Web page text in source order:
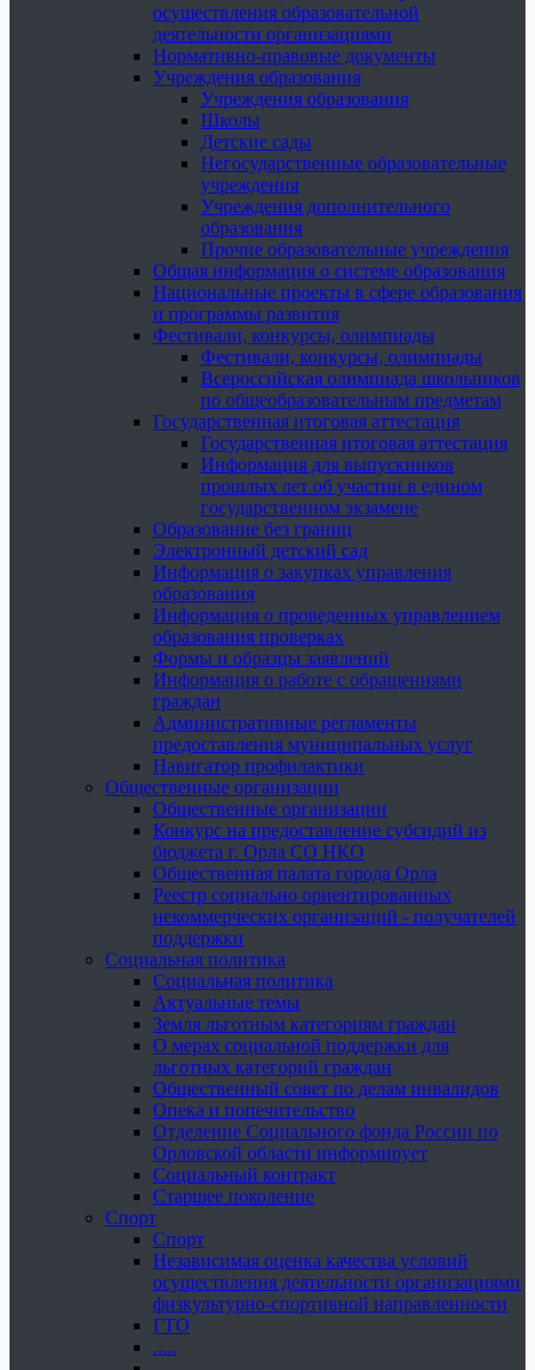
осуществления образовательной
деятельности организациями
Нормативно-правовые документы
Учреждения образования
Учреждения образования
Школы
Детские сады
Негосударственные образовательные
учреждения
Учреждения дополнительного
образования
Прочие образовательные учреждения
Общая информация о системе образования
Национальные проекты в сфере образования
и программы развития
Фестивали, конкурсы, олимпиады
Фестивали, конкурсы, олимпиады
Всероссийская олимпиада школьников
по общеобразовательным предметам
Государственная итоговая аттестация
Государственная итоговая аттестация
Информация для выпускников
прошлых лет об участии в едином
государственном экзамене
Образование без границ
Электронный детский сад
Информация о закупках управления
образования
Информация о проведенных управлением
образования проверках
Формы и образцы заявлений
Информация о работе с обращениями
граждан
Административные регламенты
предоставления муниципальных услуг
Навигатор профилактики
Общественные организации
Общественные организации
Конкурс на предоставление субсидий из
бюджета г. Орла СО НКО
Общественная палата города Орла
Реестр социально ориентированных
некоммерческих организаций - получателей
поддержки
Социальная политика
Социальная политика
Актуальные темы
Земля льготным категориям граждан
О мерах социальной поддержки для
льготных категорий граждан
Общественный совет по делам инвалидов
Опека и попечительство
Отделение Социального фонда России по
Орловской области информирует
Социальный контракт
Старшее поколение
Спорт
Спорт
Независимая оценка качества условий
осуществления деятельности организациями
физкультурно-спортивной направленности
ГТО
.....